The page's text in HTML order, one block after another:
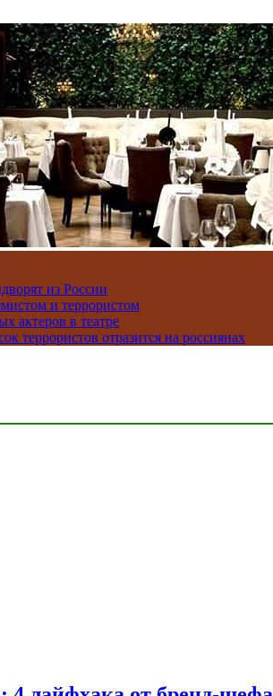
из России
и террористом
актеров в театре
террористов отразится на россиянах